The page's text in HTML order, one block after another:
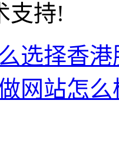
支持!
选择香
网站怎么